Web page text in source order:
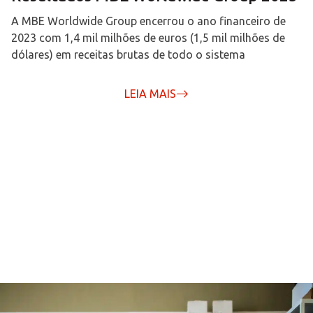
A MBE Worldwide Group encerrou o ano financeiro de
2023 com 1,4 mil milhões de euros (1,5 mil milhões de
dólares) em receitas brutas de todo o sistema
LEIA MAIS